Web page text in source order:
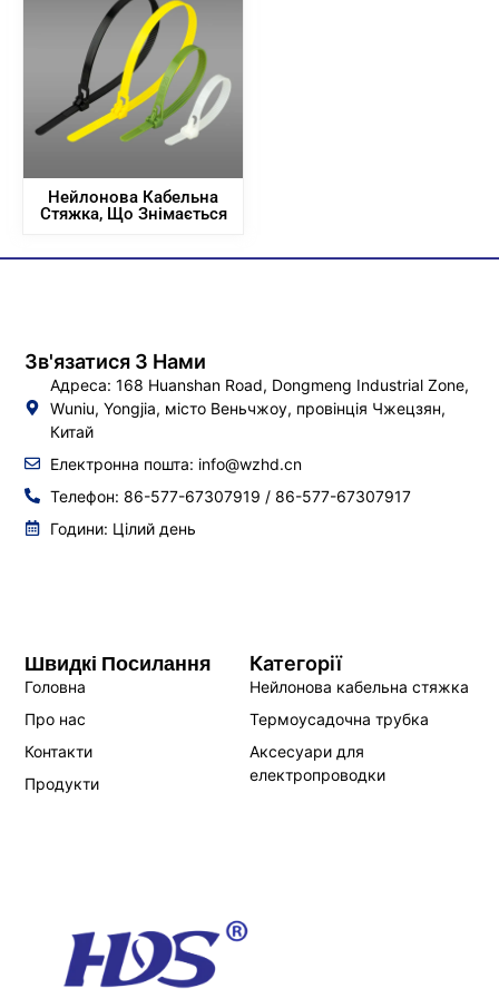
Нейлонова Кабельна
Стяжка, Що Знімається
Категорії
Нейлонова кабельна стяжка
Термоусадочна трубка
Аксесуари для
електропроводки
Швидкі Посилання
Головна
Про нас
Контакти
Продукти
Зв'язатися З Нами
Адреса: 168 Huanshan Road, Dongmeng Industrial Zone,
Wuniu, Yongjia, місто Веньчжоу, провінція Чжецзян,
Китай
Електронна пошта: info@wzhd.cn
Телефон: 86-577-67307919 / 86-577-67307917
Години: Цілий день